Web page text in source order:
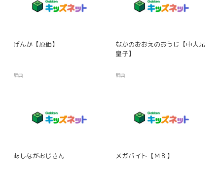
げんか【原価】
辞典
なかのおおえのおうじ【中大兄
皇子】
辞典
あしながおじさん メガバイト【ＭＢ】